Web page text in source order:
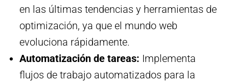
en las últimas tendencias y herramientas de
optimización, ya que el mundo web
evoluciona rápidamente.
Automatización de tareas: Implementa
flujos de trabajo automatizados para la